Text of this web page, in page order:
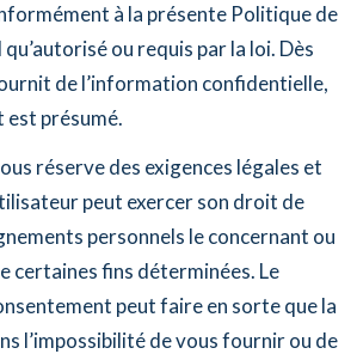
à la présente Politique de
ou requis par la loi. Dès
de l’information confidentielle,
est présumé.
réserve des exigences légales et
peut exercer son droit de
personnels le concernant ou
certaines fins déterminées. Le
peut faire en sorte que la
l’impossibilité de vous fournir ou de